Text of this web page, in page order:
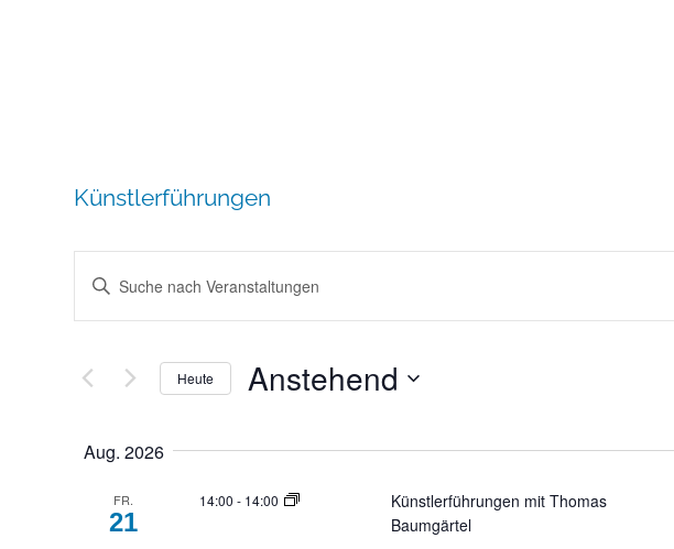
Künstlerführungen
Such-
und
Ansichtennavigation
Geben
Sie
Schlüsselwort.
nach
Veranstaltungen
Schlüsselwort.
Heute Anstehend
date.
Aug. 2026
FR.
21
14:00 - 14:00
Künstlerführungen mit Thomas
Baumgärtel